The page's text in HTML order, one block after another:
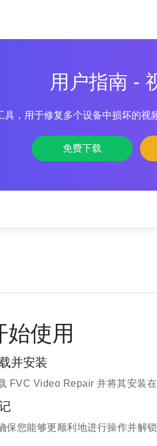
用户指南 -
，用于修复多个设备中损坏的视
免费下载
始使用
并安装
FVC Video Repair 并将其安装
保您能够更顺利地进行操作并解